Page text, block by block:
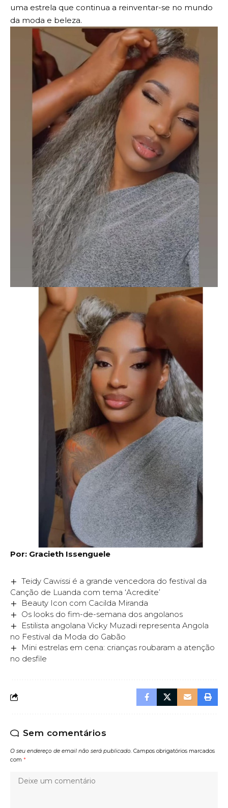
uma estrela que continua a reinventar-se no mundo
da moda e beleza.
Por: Gracieth Issenguele
Teidy Cawissi é a grande vencedora do festival da
Canção de Luanda com tema ‘Acredite’
Beauty Icon com Cacilda Miranda
Os looks do fim-de-semana dos angolanos
Estilista angolana Vicky Muzadi representa Angola
no Festival da Moda do Gabão
Mini estrelas em cena: crianças roubaram a atenção
no desfile
Sem comentários
O seu endereço de email não será publicado. Campos obrigatórios marcados
com *